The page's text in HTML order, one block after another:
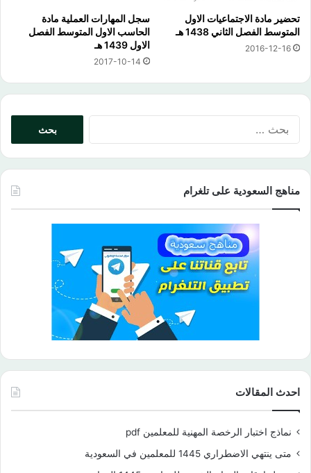
تحضير مادة الاجتماعيات الاول
المتوسط الفصل الثاني 1438 هـ
2016-12-16
سجل المهارات العملية مادة
الحاسب الاول المتوسط الفصل
الاول 1439 هـ
2017-10-14
مناهج السعودية على تلغرام
احدث المقالات
نماذج اختبار الرخصة المهنية للمعلمين pdf
متى ينتهي الاضطراري 1445 للمعلمين في السعودية